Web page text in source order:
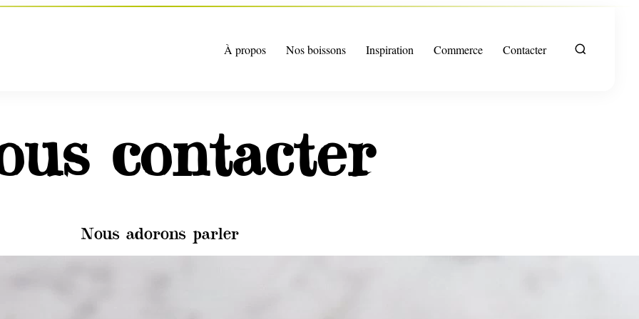
À propos Nos boissons Inspiration Commerce Contacter
contacter
Nous adorons parler